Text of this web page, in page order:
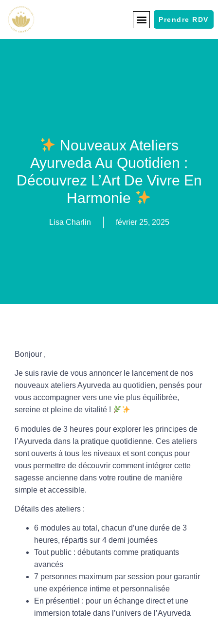
Prendre RDV
Nouveaux Ateliers
Ayurveda Au Quotidien :
Découvrez L’Art De Vivre En
Harmonie
Lisa Charlin février 25, 2025
Bonjour ,
Je suis ravie de vous annoncer le lancement de nos
nouveaux ateliers Ayurveda au quotidien, pensés pour
vous accompagner vers une vie plus équilibrée,
sereine et pleine de vitalité !
6 modules de 3 heures pour explorer les principes de
l’Ayurveda dans la pratique quotidienne. Ces ateliers
sont ouverts à tous les niveaux et sont conçus pour
vous permettre de découvrir comment intégrer cette
sagesse ancienne dans votre routine de manière
simple et accessible.
Détails des ateliers :
6 modules au total, chacun d’une durée de 3
heures, répartis sur 4 demi journées
Tout public : débutants comme pratiquants
avancés
7 personnes maximum par session pour garantir
une expérience intime et personnalisée
En présentiel : pour un échange direct et une
immersion totale dans l’univers de l’Ayurveda